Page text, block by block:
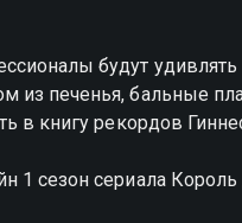
будут
из печенья, бальные
в книгу рекордов
1 сезон сериала